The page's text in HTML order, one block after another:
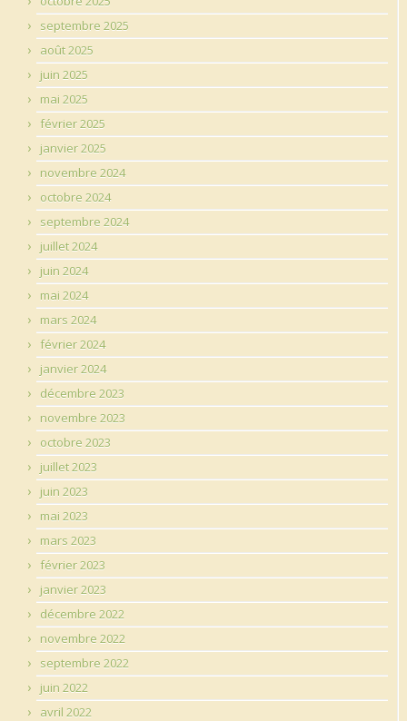
septembre 2025
août 2025
juin 2025
mai 2025
février 2025
janvier 2025
novembre 2024
octobre 2024
septembre 2024
juillet 2024
juin 2024
mai 2024
mars 2024
février 2024
janvier 2024
décembre 2023
novembre 2023
octobre 2023
juillet 2023
juin 2023
mai 2023
mars 2023
février 2023
janvier 2023
décembre 2022
novembre 2022
septembre 2022
juin 2022
avril 2022